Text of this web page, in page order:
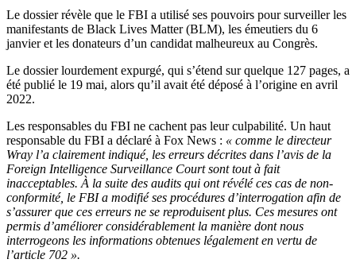
Le dossier révèle que le FBI a utilisé ses pouvoirs pour surveiller les
manifestants de Black Lives Matter (BLM), les émeutiers du 6
janvier et les donateurs d’un candidat malheureux au Congrès.
Le dossier lourdement expurgé, qui s’étend sur quelque 127 pages, a
été publié le 19 mai, alors qu’il avait été déposé à l’origine en avril
2022.
Les responsables du FBI ne cachent pas leur culpabilité. Un haut
responsable du FBI a déclaré à Fox News : « comme le directeur
Wray l’a clairement indiqué, les erreurs décrites dans l’avis de la
Foreign Intelligence Surveillance Court sont tout à fait
inacceptables. À la suite des audits qui ont révélé ces cas de non-
conformité, le FBI a modifié ses procédures d’interrogation afin de
s’assurer que ces erreurs ne se reproduisent plus. Ces mesures ont
permis d’améliorer considérablement la manière dont nous
interrogeons les informations obtenues légalement en vertu de
l’article 702 ».